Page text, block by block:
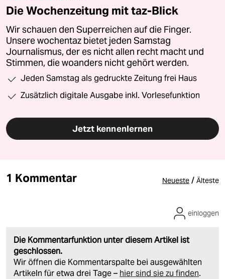
Die Wochenzeitung mit taz-Blick
Wir schauen den Superreichen auf die Finger.
Unsere wochentaz bietet jeden Samstag
Journalismus, der es nicht allen recht macht und
Stimmen, die woanders nicht gehört werden.
Jeden Samstag als gedruckte Zeitung frei Haus
Zusätzlich digitale Ausgabe inkl. Vorlesefunktion
Jetzt kennenlernen
1 Kommentar Neueste / Älteste
Die Kommentarfunktion unter diesem Artikel ist
geschlossen.
Wir öffnen die Kommentarspalte bei ausgewählten
Artikeln für etwa drei Tage – hier sind sie zu finden.
einloggen